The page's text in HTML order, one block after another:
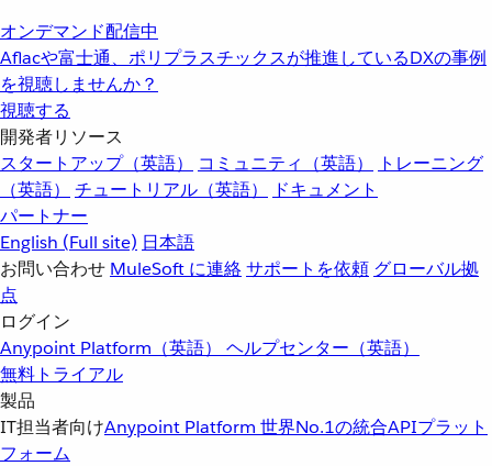
オンデマンド配信中
Aflacや富士通、ポリプラスチックスが推進しているDXの事例
を視聴しませんか？
視聴する
開発者リソース
スタートアップ（英語）
コミュニティ（英語）
トレーニング
（英語）
チュートリアル（英語）
ドキュメント
パートナー
English (Full site) 日本語
お問い合わせ MuleSoft に連絡サポートを依頼 グローバル拠
点
ログイン
Anypoint Platform（英語） ヘルプセンター（英語）
無料トライアル
製品
IT担当者向けAnypoint Platform 世界No.1の統合APIプラット
フォーム